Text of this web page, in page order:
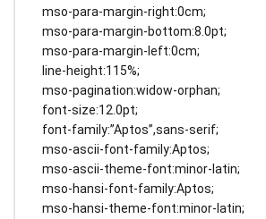
mso-para-margin-right:0cm;
mso-para-margin-bottom:8.0pt;
mso-para-margin-left:0cm;
line-height:115%;
mso-pagination:widow-orphan;
font-size:12.0pt;
font-family:”Aptos”,sans-serif;
mso-ascii-font-family:Aptos;
mso-ascii-theme-font:minor-latin;
mso-hansi-font-family:Aptos;
mso-hansi-theme-font:minor-latin;